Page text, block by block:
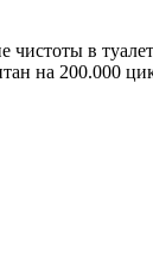
в
на 200.000